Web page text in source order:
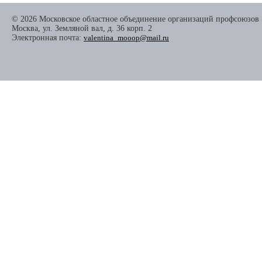
© 2026 Московское областное объединение организаций профсоюзов
Москва, ул. Земляной вал, д. 36 корп. 2
Электронная почта: valentina_mooop@mail.ru